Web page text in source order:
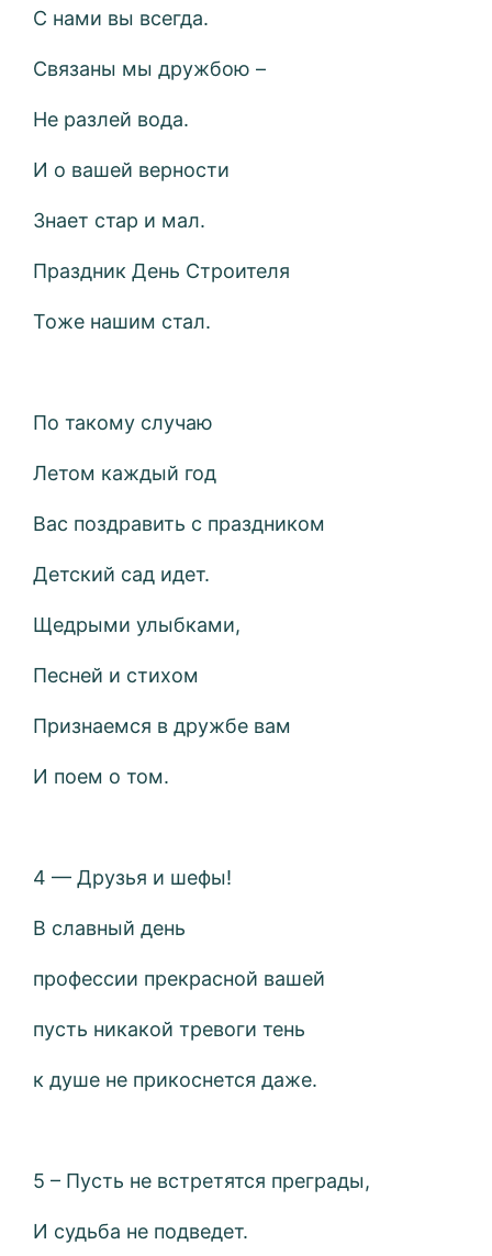
С нами вы всегда.
Связаны мы дружбою –
Не разлей вода.
И о вашей верности
Знает стар и мал.
Праздник День Строителя
Тоже нашим стал.
По такому случаю
Летом каждый год
Вас поздравить с праздником
Детский сад идет.
Щедрыми улыбками,
Песней и стихом
Признаемся в дружбе вам
И поем о том.
4 — Друзья и шефы!
В славный день
профессии прекрасной вашей
пусть никакой тревоги тень
к душе не прикоснется даже.
5 – Пусть не встретятся преграды,
И судьба не подведет.